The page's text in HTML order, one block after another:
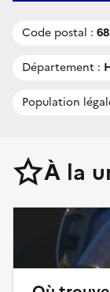
Code postal :
Département :
Population
À la